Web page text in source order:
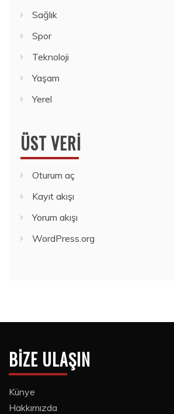
Sağlık
Spor
Teknoloji
Yaşam
Yerel
ÜST VERI
Oturum aç
Kayıt akışı
Yorum akışı
WordPress.org
BIZE ULAŞIN
Künye
Hakkımızda